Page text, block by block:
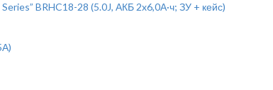
BRHC18-28 (5.0J, АКБ 2x6,0А·ч; ЗУ + кейс)